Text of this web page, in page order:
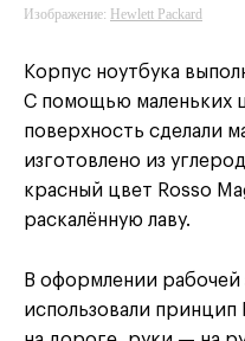
Изображение: Hewlett Packard
Корпус ноутбука
С помощью маленьких
поверхность сделали
изготовлено из
красный цвет Rosso
раскалённую лаву.
В оформлении рабочей
использовали принцип